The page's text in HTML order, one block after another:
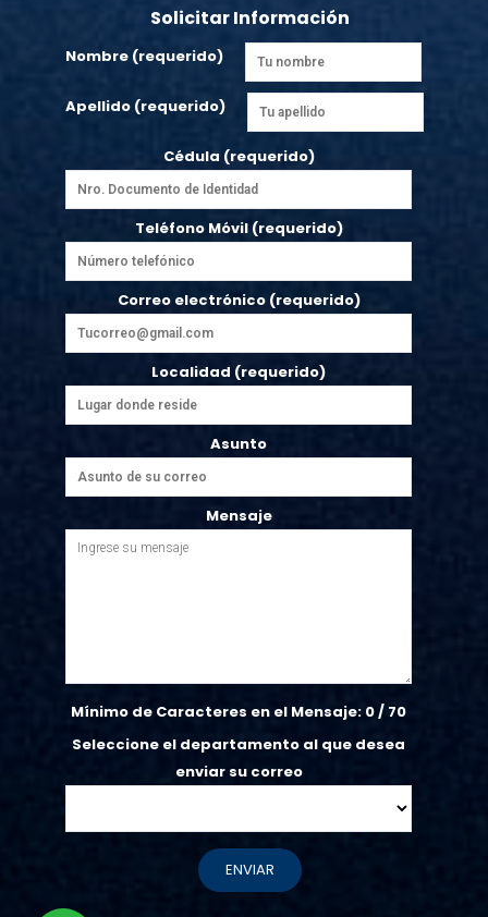
Solicitar Información
Nombre (requerido)
Apellido (requerido)
Cédula (requerido)
Teléfono Móvil (requerido)
Correo electrónico (requerido)
Localidad (requerido)
Asunto
Mensaje
Mínimo de Caracteres en el Mensaje: 0/ 70
Seleccione el departamento al que desea
enviar su correo